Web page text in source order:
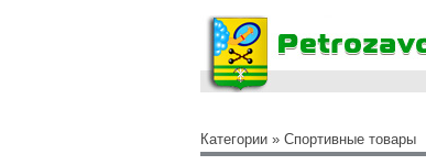
Категории » Cпортивные товары